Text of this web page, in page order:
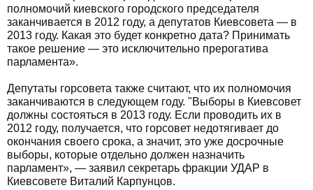
полномочий киевского городского председателя
заканчивается в 2012 году, а депутатов Киевсовета — в
2013 году. Какая это будет конкретно дата? Принимать
такое решение — это исключительно прерогатива
парламента».
Депутаты горсовета также считают, что их полномочия
заканчиваются в следующем году. "Выборы в Киевсовет
должны состояться в 2013 году. Если проводить их в
2012 году, получается, что горсовет недотягивает до
окончания своего срока, а значит, это уже досрочные
выборы, которые отдельно должен назначить
парламент», — заявил секретарь фракции УДАР в
Киевсовете Виталий Карпунцов.